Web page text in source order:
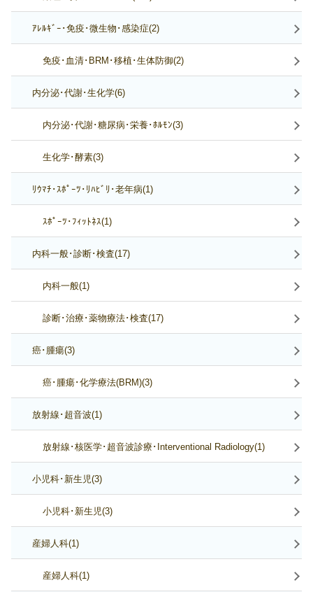
ｱﾚﾙｷﾞｰ･免疫･微生物･感染症(2)
免疫･血清･BRM･移植･生体防御(2)
内分泌･代謝･生化学(6)
内分泌･代謝･糖尿病･栄養･ﾎﾙﾓﾝ(3)
生化学･酵素(3)
ﾘｳﾏﾁ･ｽﾎﾟｰﾂ･ﾘﾊﾋﾞﾘ･老年病(1)
ｽﾎﾟｰﾂ･ﾌｨｯﾄﾈｽ(1)
内科一般･診断･検査(17)
内科一般(1)
診断･治療･薬物療法･検査(17)
癌･腫瘍(3)
癌･腫瘍･化学療法(BRM)(3)
放射線･超音波(1)
放射線･核医学･超音波診療･Interventional Radiology(1)
小児科･新生児(3)
小児科･新生児(3)
産婦人科(1)
産婦人科(1)